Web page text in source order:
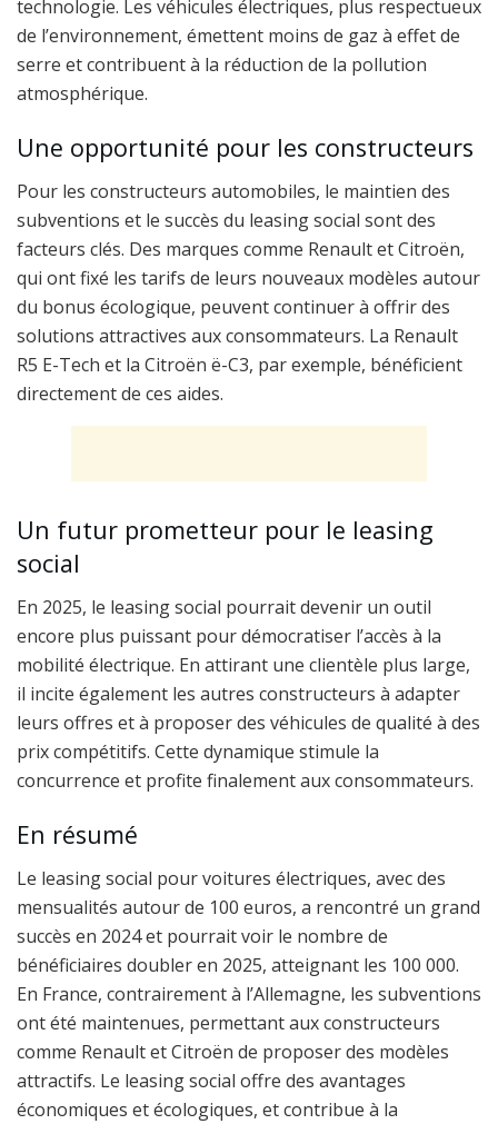
technologie. Les véhicules électriques, plus respectueux
de l’environnement, émettent moins de gaz à effet de
serre et contribuent à la réduction de la pollution
atmosphérique.
Une opportunité pour les constructeurs
Pour les constructeurs automobiles, le maintien des
subventions et le succès du leasing social sont des
facteurs clés. Des marques comme Renault et Citroën,
qui ont fixé les tarifs de leurs nouveaux modèles autour
du bonus écologique, peuvent continuer à offrir des
solutions attractives aux consommateurs. La Renault
R5 E-Tech et la Citroën ë-C3, par exemple, bénéficient
directement de ces aides.
Un futur prometteur pour le leasing
social
En 2025, le leasing social pourrait devenir un outil
encore plus puissant pour démocratiser l’accès à la
mobilité électrique. En attirant une clientèle plus large,
il incite également les autres constructeurs à adapter
leurs offres et à proposer des véhicules de qualité à des
prix compétitifs. Cette dynamique stimule la
concurrence et profite finalement aux consommateurs.
En résumé
Le leasing social pour voitures électriques, avec des
mensualités autour de 100 euros, a rencontré un grand
succès en 2024 et pourrait voir le nombre de
bénéficiaires doubler en 2025, atteignant les 100 000.
En France, contrairement à l’Allemagne, les subventions
ont été maintenues, permettant aux constructeurs
comme Renault et Citroën de proposer des modèles
attractifs. Le leasing social offre des avantages
économiques et écologiques, et contribue à la